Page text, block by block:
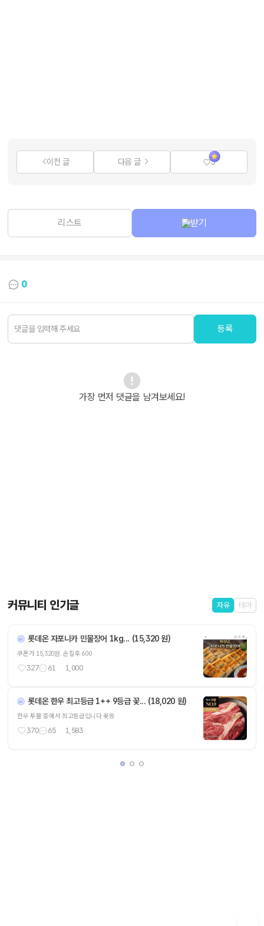
이전 글 다음 글 3
리스트 받기
0
등록
가장 먼저 댓글을 남겨보세요!
커뮤니티 인기글 자유 테마
롯데온 자포니카 민물장어 1kg... (15,320 원)
쿠폰가 15,320원. 손질후 600
327 61 1,000
롯데온 한우 최고등급 1++ 9등급 꽃... (18,020 원)
한우 투뿔 중에서 최고등급입니다 꽃등
370 65 1,583